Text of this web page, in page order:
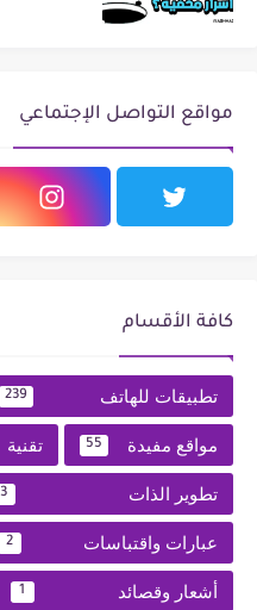
مواقع التواصل الإجتماعي
كافة الأقسام
تطبيقات للهاتف 239
مواقع مفيدة 55 تقنية
تطوير الذات 3
عبارات واقتباسات 2
أشعار وقصائد 1